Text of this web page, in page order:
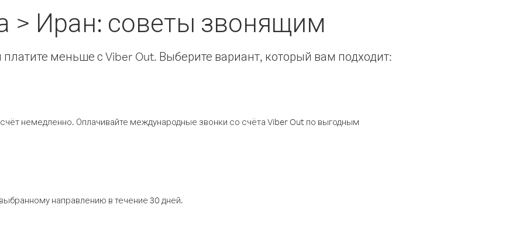
> Иран: советы звонящим
меньше с Viber Out. Выберите вариант, который вам подходит:
немедленно. Оплачивайте международные звонки со счёта Viber Out по выгодным
направлению в течение 30 дней.